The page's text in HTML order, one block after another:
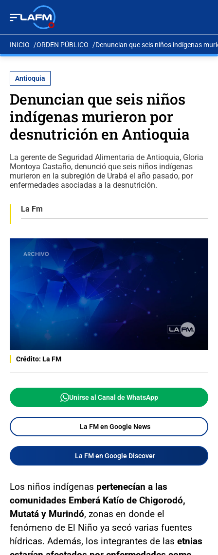
INICIO ORDEN PÚBLICO Denuncian que seis niños indígenas
Antioquia
Denuncian que seis niños
indígenas murieron por
desnutrición en Antioquia
La gerente de Seguridad Alimentaria de Antioquia, Gloria
Montoya Castaño, denunció que seis niños indígenas
murieron en la subregión de Urabá el año pasado, por
enfermedades asociadas a la desnutrición.
La Fm
Crédito: La FM
Unirse al Canal de WhatsApp
La FM en Google News
La FM en Google Discover
Los niños indígenas pertenecían a las
comunidades Emberá Katío de Chigorodó,
Mutatá y Murindó, zonas en donde el
fenómeno de El Niño ya secó varias fuentes
hídricas. Además, los integrantes de las etnias